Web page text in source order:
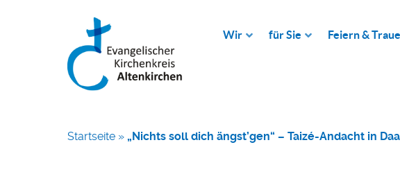
Wir für Sie Feiern &
Startseite » „Nichts soll dich ängst’gen“ – Taizé-Andacht in